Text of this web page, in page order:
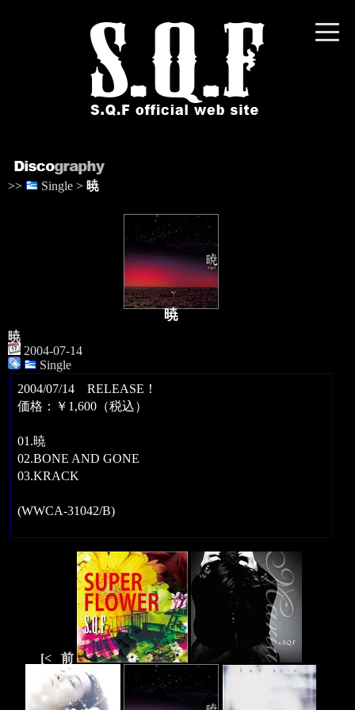
toggle
>> Single > 暁
暁
暁
2004-07-14
Single
2004/07/14 RELEASE！
価格：￥1,600（税込）
01.暁
02.BONE AND GONE
03.KRACK
(WWCA-31042/B)
[< 前